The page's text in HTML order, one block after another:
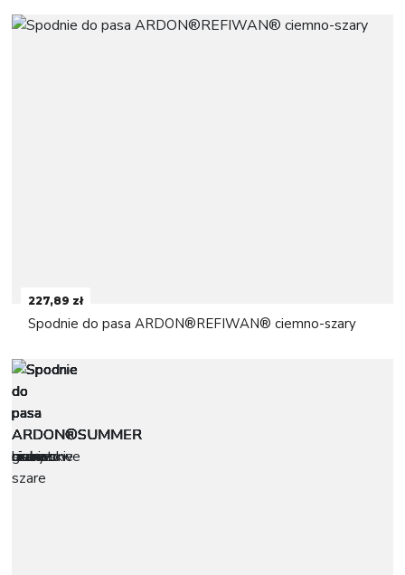
227,89 zł
Spodnie do pasa ARDON®REFIWAN® ciemno-szary